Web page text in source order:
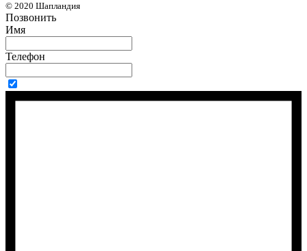
© 2020 Шапландия
Позвонить
Имя
Телефон